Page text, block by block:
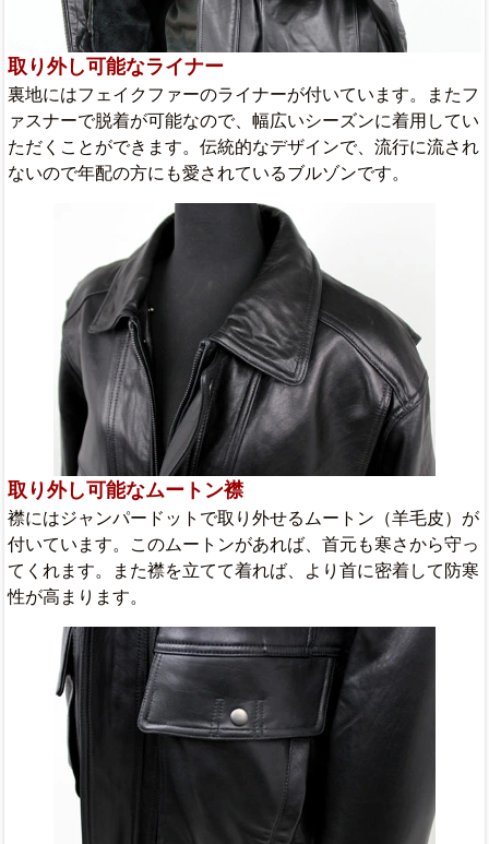
取り外し可能なライナー
裏地にはフェイクファーのライナーが付いています。またフ
ァスナーで脱着が可能なので、幅広いシーズンに着用してい
ただくことができます。伝統的なデザインで、流行に流され
ないので年配の方にも愛されているブルゾンです。
取り外し可能なムートン襟
襟にはジャンパードットで取り外せるムートン（羊毛皮）が
付いています。このムートンがあれば、首元も寒さから守っ
てくれます。また襟を立てて着れば、より首に密着して防寒
性が高まります。